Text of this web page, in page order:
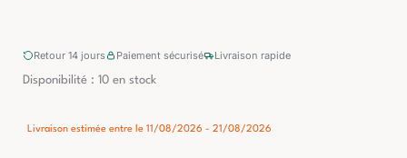
Retour 14 jours Paiement sécurisé Livraison rapide
Disponibilité : 10 en stock
Livraison estimée entre le 11/08/2026 - 21/08/2026
quantité
Table